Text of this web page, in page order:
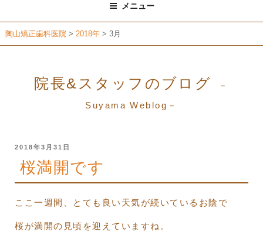
メニュー
陶山矯正歯科医院 > 2018年 > 3月
院長&スタッフのブログ －
Suyama Weblog－
投
日:
2018年3月31日
桜満開です
ここ一週間、とても良い天気が続いているお陰で
桜が満開の見頃を迎えていますね。